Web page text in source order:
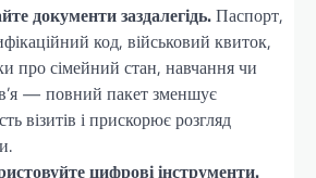
документи заздалегідь.Паспорт,
код, військовий квиток,
про сімейний стан, навчання чи
— повний пакет зменшує
візитів і прискорює розгляд
цифрові інструменти.